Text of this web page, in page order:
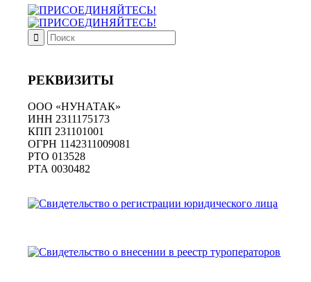
РЕКВИЗИТЫ
ООО «НУНАТАК»
ИНН 2311175173
КПП 231101001
ОГРН 1142311009081
PTO 013528
РТА 0030482